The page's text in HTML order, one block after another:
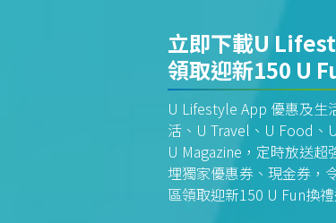
立即下載U
領取迎新150 U
U Lifestyle App 優惠及生
活、U Travel、U Food、
U Magazine，定時放送
埋獨家優惠券、現金券，
區領取迎新150 U Fun換禮